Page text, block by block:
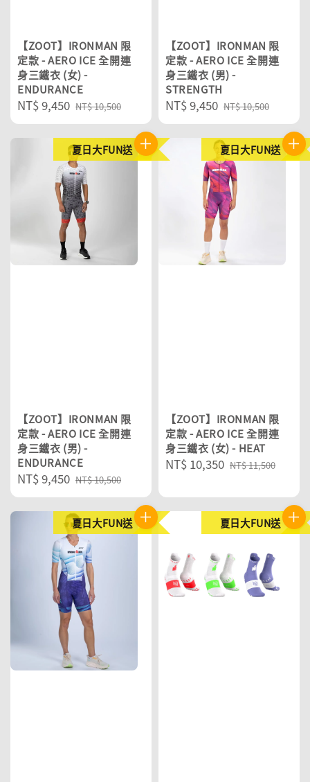
【ZOOT】IRONMAN 限
定款 - AERO ICE 全開連
身三鐵衣 (女) -
ENDURANCE
Sale
price
NT$ 9,450 Regular
price
NT$ 10,500
【ZOOT】IRONMAN 限
定款 - AERO ICE 全開連
身三鐵衣 (男) -
STRENGTH
Sale
price
NT$ 9,450 Regular
price
NT$ 10,500
夏日大FUN送
【ZOOT】IRONMAN 限
定款 - AERO ICE 全開連
身三鐵衣 (男) -
ENDURANCE
Sale
price
NT$ 9,450 Regular
price
NT$ 10,500
夏日大FUN送
【ZOOT】IRONMAN 限
定款 - AERO ICE 全開連
身三鐵衣 (女) - HEAT
Sale
NT$ 10,350 Regular
NT$ 11,500
夏日大FUN送 夏日大FUN送